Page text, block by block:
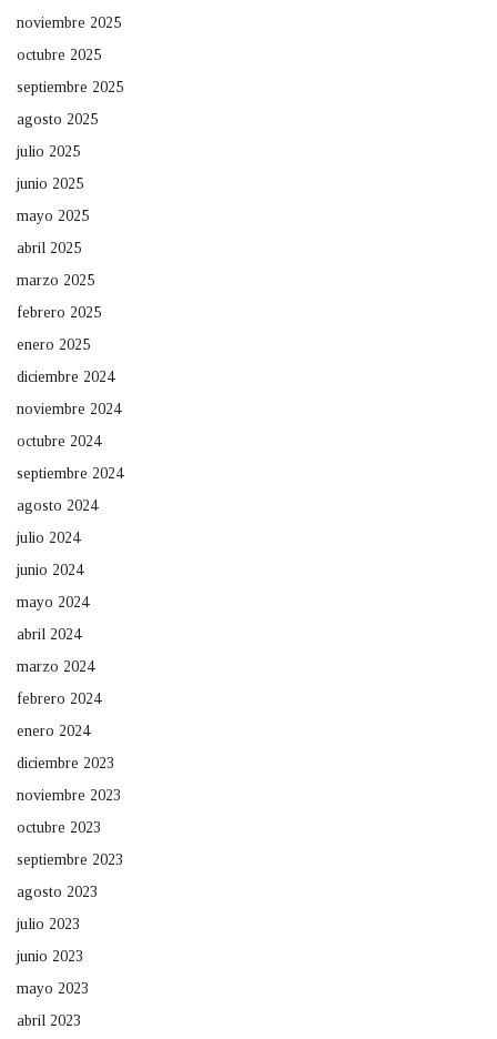
noviembre 2025
octubre 2025
septiembre 2025
agosto 2025
julio 2025
junio 2025
mayo 2025
abril 2025
marzo 2025
febrero 2025
enero 2025
diciembre 2024
noviembre 2024
octubre 2024
septiembre 2024
agosto 2024
julio 2024
junio 2024
mayo 2024
abril 2024
marzo 2024
febrero 2024
enero 2024
diciembre 2023
noviembre 2023
octubre 2023
septiembre 2023
agosto 2023
julio 2023
junio 2023
mayo 2023
abril 2023